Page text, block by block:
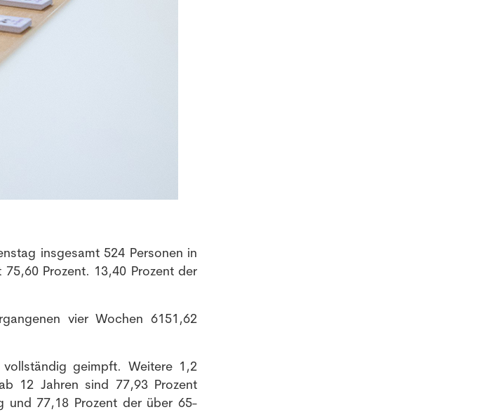
insgesamt 524 Personen in
Prozent. 13,40 Prozent der
vier Wochen 6151,62
geimpft. Weitere 1,2
12 Jahren sind 77,93 Prozent
und 77,18 Prozent der über 65-
und Medizin.